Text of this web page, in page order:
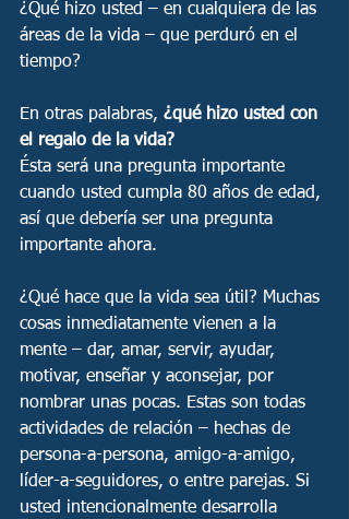
¿Qué hizo usted – en cualquiera de las
áreas de la vida – que perduró en el
tiempo?
En otras palabras, ¿qué hizo usted con
el regalo de la vida?
Ésta será una pregunta importante
cuando usted cumpla 80 años de edad,
así que debería ser una pregunta
importante ahora.
¿Qué hace que la vida sea útil? Muchas
cosas inmediatamente vienen a la
mente – dar, amar, servir, ayudar,
motivar, enseñar y aconsejar, por
nombrar unas pocas. Estas son todas
actividades de relación – hechas de
persona-a-persona, amigo-a-amigo,
líder-a-seguidores, o entre parejas. Si
usted intencionalmente desarrolla